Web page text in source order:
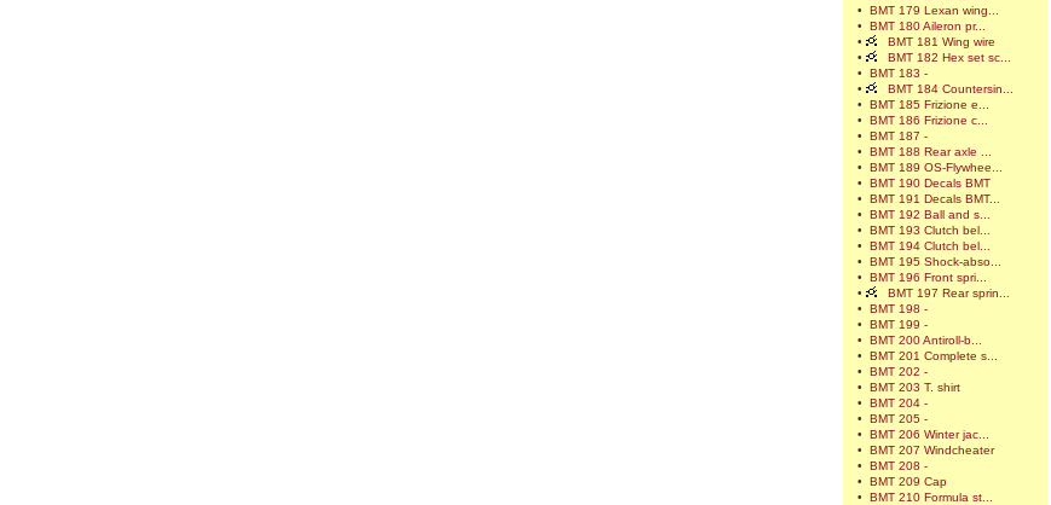
•
BMT 179 Lexan wing...
•
BMT 180 Aileron pr...
•
BMT 181 Wing wire
•
BMT 182 Hex set sc...
•
BMT 183 -
•
BMT 184 Countersin...
•
BMT 185 Frizione e...
•
BMT 186 Frizione c...
•
BMT 187 -
•
BMT 188 Rear axle ...
•
BMT 189 OS-Flywhee...
•
BMT 190 Decals BMT
•
BMT 191 Decals BMT...
•
BMT 192 Ball and s...
•
BMT 193 Clutch bel...
•
BMT 194 Clutch bel...
•
BMT 195 Shock-abso...
•
BMT 196 Front spri...
•
BMT 197 Rear sprin...
•
BMT 198 -
•
BMT 199 -
•
BMT 200 Antiroll-b...
•
BMT 201 Complete s...
•
BMT 202 -
•
BMT 203 T. shirt
•
BMT 204 -
•
BMT 205 -
•
BMT 206 Winter jac...
•
BMT 207 Windcheater
•
BMT 208 -
•
BMT 209 Cap
•
BMT 210 Formula st...